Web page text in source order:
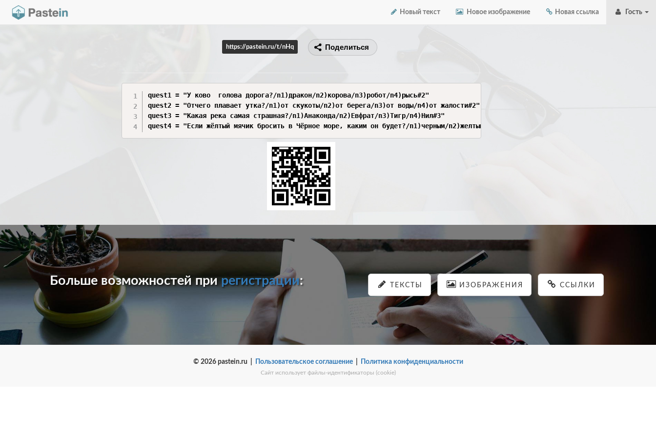
Новый текст Новое изображение Новая ссылка Гость
https://pastein.ru/t/nHq Поделиться
quest1 = "У ково  голова дорога?/n1)дракон/n2)корова/n3)робот/n4)рысь#2"
quest2 = "Отчего плавает утка?/n1)от скукоты/n2)от берега/n3)от воды/n4)от жалости#2"
quest3 = "Какая река самая страшная?/n1)Анаконда/n2)Евфрат/n3)Тигр/n4)Нил#3"
quest4 = "Если жёлтый мячик бросить в Чёрное море, каким он будет?/n1)черным/n2)желтым/n3)черно-желтым/n4)мокрым#4"
Больше возможностей прирегистрации: ТЕКСТЫ ИЗОБРАЖЕНИЯ ССЫЛКИ
© 2026 pastein.ru | Пользовательское соглашение| Политика конфиденциальности
Сайт использует файлы-идентификаторы (cookie)